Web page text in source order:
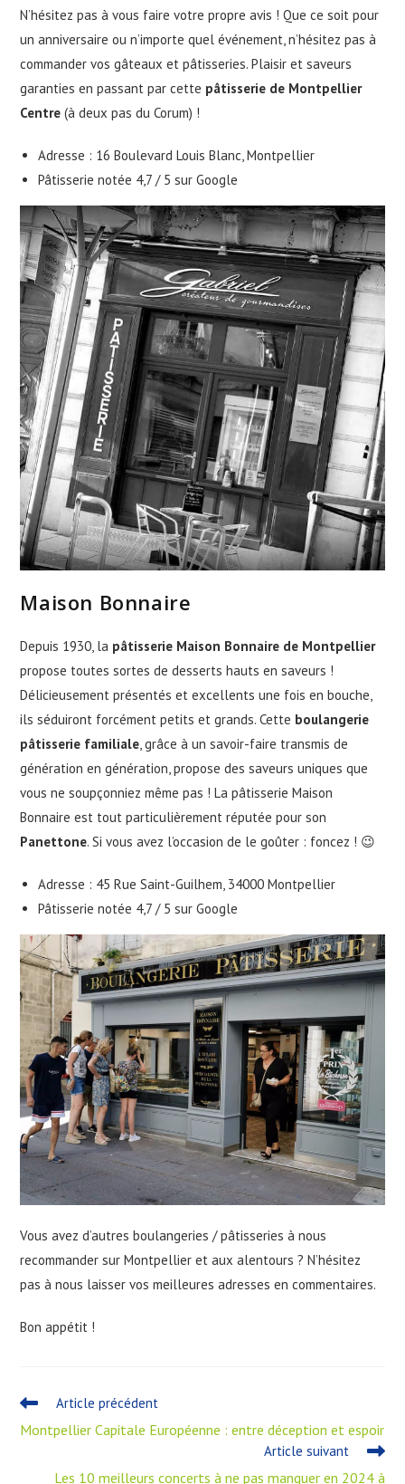
N’hésitez pas à vous faire votre propre avis ! Que ce soit pour
un anniversaire ou n’importe quel événement, n’hésitez pas à
commander vos gâteaux et pâtisseries. Plaisir et saveurs
garanties en passant par cette pâtisserie de Montpellier
Centre (à deux pas du Corum) !
Adresse : 16 Boulevard Louis Blanc, Montpellier
Pâtisserie notée 4,7 / 5 sur Google
Maison Bonnaire
Depuis 1930, la pâtisserie Maison Bonnaire de Montpellier
propose toutes sortes de desserts hauts en saveurs !
Délicieusement présentés et excellents une fois en bouche,
ils séduiront forcément petits et grands. Cette boulangerie
pâtisserie familiale, grâce à un savoir-faire transmis de
génération en génération, propose des saveurs uniques que
vous ne soupçonniez même pas ! La pâtisserie Maison
Bonnaire est tout particulièrement réputée pour son
Panettone. Si vous avez l’occasion de le goûter : foncez ! 😉
Adresse : 45 Rue Saint-Guilhem, 34000 Montpellier
Pâtisserie notée 4,7 / 5 sur Google
Vous avez d’autres boulangeries / pâtisseries à nous
recommander sur Montpellier et aux alentours ? N’hésitez
pas à nous laisser vos meilleures adresses en commentaires.
Bon appétit !
Article précédent
Montpellier Capitale Européenne : entre déception et espoir
Article suivant
Les 10 meilleurs concerts à ne pas manquer en 2024 à